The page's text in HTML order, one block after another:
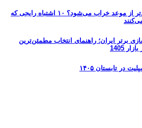
چرا باتری خودرو زودتر از موعد خراب می‌شود؟ ۱۰ اشتباه رایجی که
راهنمای انتخاب مطمئن‌ترین
۱۴۰۵